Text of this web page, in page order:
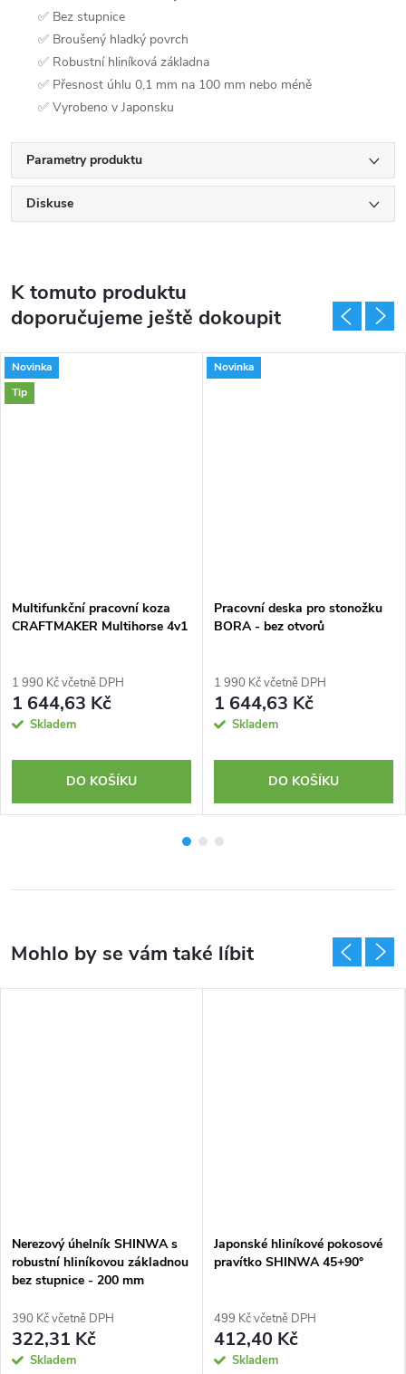
✅ Bez stupnice
✅ Broušený hladký povrch
✅ Robustní hliníková základna
✅ Přesnost úhlu 0,1 mm na 100 mm nebo méně
✅ Vyrobeno v Japonsku
Parametry produktu
Diskuse
K tomuto produktu
doporučujeme ještě dokoupit
Novinka
Tip
Multifunkční pracovní koza
CRAFTMAKER Multihorse 4v1
1 990 Kč včetně DPH
1 644,63 Kč
Skladem
DO KOŠÍKU
Novinka
Pracovní deska pro stonožku
BORA - bez otvorů
1 990 Kč včetně DPH
1 644,63 Kč
Skladem
DO KOŠÍKU
Nerezový úhelník SHINWA s
robustní hliníkovou základnou
bez stupnice - 200 mm
390 Kč včetně DPH
322,31 Kč
Skladem
Japonské hliníkové pokosové
pravítko SHINWA 45+90°
499 Kč včetně DPH
412,40 Kč
Skladem